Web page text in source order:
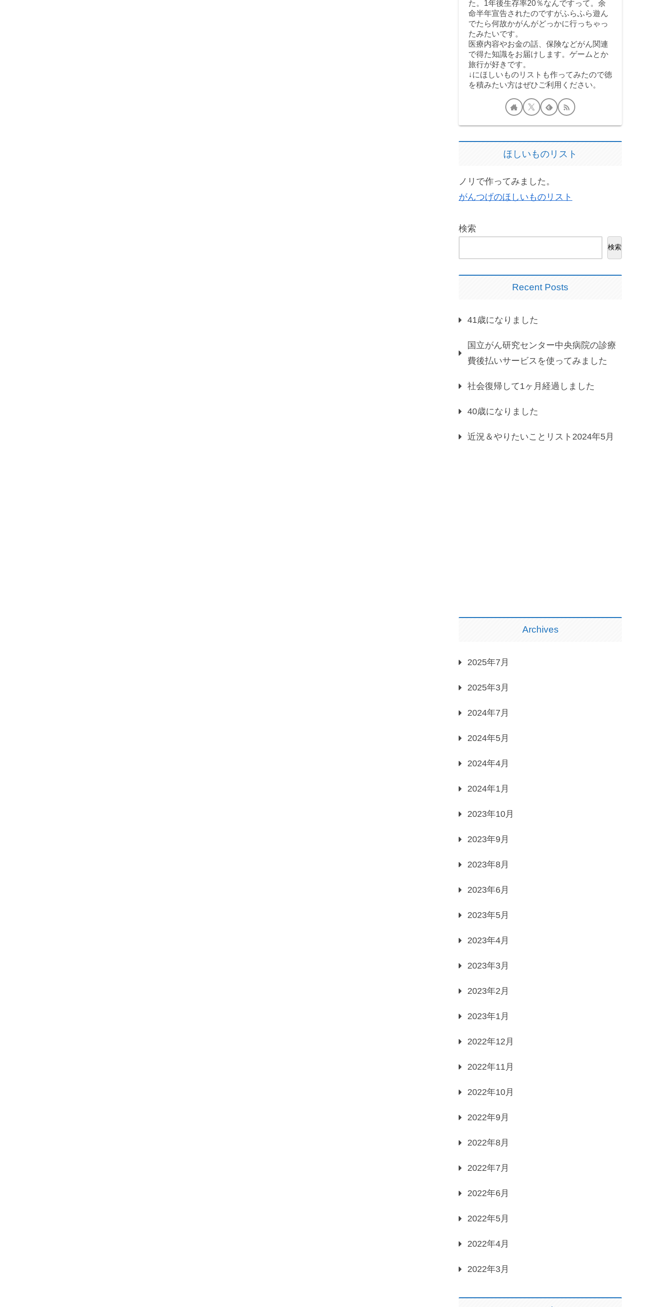
た。1年後生存率20％なんですって。余
命半年宣告されたのですがふらふら遊ん
でたら何故かがんがどっかに行っちゃっ
たみたいです。
医療内容やお金の話、保険などがん関連
で得た知識をお届けします。ゲームとか
旅行が好きです。
↓にほしいものリストも作ってみたので徳
を積みたい方はぜひご利用ください。
ほしいものリスト
ノリで作ってみました。
がんつげのほしいものリスト
検索
検索
Recent Posts
41歳になりました
国立がん研究センター中央病院の診療
費後払いサービスを使ってみました
社会復帰して1ヶ月経過しました
40歳になりました
近況＆やりたいことリスト2024年5月
Archives
2025年7月
2025年3月
2024年7月
2024年5月
2024年4月
2024年1月
2023年10月
2023年9月
2023年8月
2023年6月
2023年5月
2023年4月
2023年3月
2023年2月
2023年1月
2022年12月
2022年11月
2022年10月
2022年9月
2022年8月
2022年7月
2022年6月
2022年5月
2022年4月
2022年3月